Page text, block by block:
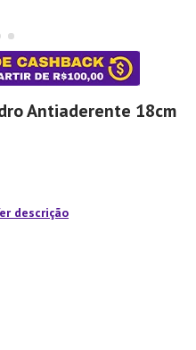
Antiaderente 18cm
descrição